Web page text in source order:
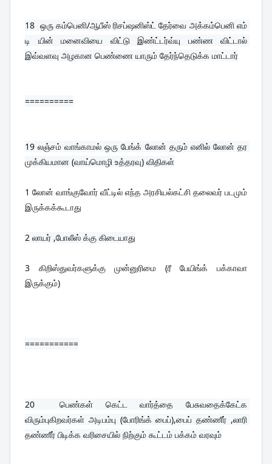
18 ஒரு கம்பெனி/ஆபீஸ் ரிசப்ஷனிஸ்ட் தேர்வை அக்கம்பெனி எம்
டி யின் மனைவியை விட்டு இண்ட்டர்வ்யு பண்ண விட்டால்
இவ்வளவு அழகான பெண்ணை யாரும் தேர்ந்தெடுக்க மாட்டார்
==========
19 லஞ்சம் வாங்காமல் ஒரு பேங்க் லோன் தரும் எனில் லோன் தர
முக்கியமான (வாய்மொழி உத்தரவு) விதிகள்
1 லோன் வாங்குவோர் வீட்டில் எந்த அரசியல்கட்சி தலைவர் படமும்
இருக்கக்கூடாது
3 கிறிஸ்துவர்களுக்கு முன்னுரிமை (ரீ பேயிங்க் பக்காவா
இருக்கும்)
===========
20 பெண்கள் கெட்ட வார்த்தை பேசுவதைக்கேட்க
விரும்புகிறவர்கள் அடிபம்பு (போரிங்க் பைப்),பைப் தண்ணீர் ,லாரி
தண்ணீர் பிடிக்க வரிசையில் நிற்கும் கூட்டம் பக்கம் வரவும்